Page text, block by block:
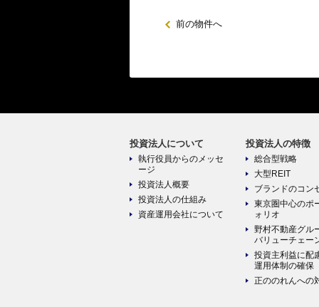
前の物件へ
投資法人について
執行役員からのメッセ
ージ
投資法人概要
投資法人の仕組み
資産運用会社について
投資法人の特徴
総合型戦略
大型REIT
ブランドのコン
東京圏中心のポ
ォリオ
野村不動産グル
バリューチェー
投資主利益に配
運用体制の確保
正ののれんへの